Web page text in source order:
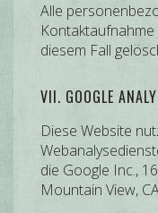
Alle
diesem Fall
VII. GOOGLE
Diese Website
die Google Inc.,
Mountain View,